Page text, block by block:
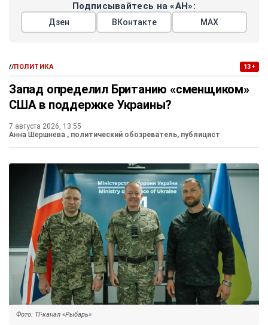
Подписывайтесь на «АН»:
Дзен ВКонтакте МАХ
//ПОЛИТИКА 13+
Запад определил Британию «сменщиком»
США в поддержке Украины?
7 августа 2026, 13:55
Анна Шершнева , политический обозреватель, публицист
Фото: ТГ-канал «Рыбарь»